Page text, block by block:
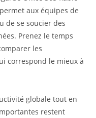
aux équipes de
de se soucier des
Prenez le temps
les
correspond le mieux à
globale tout en
restent